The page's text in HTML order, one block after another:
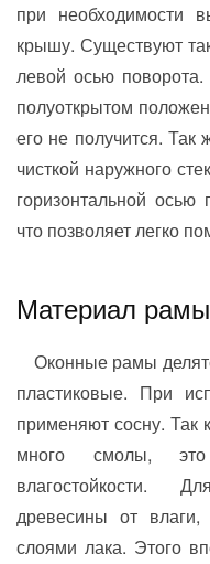
при необходимости
крышу. Существуют
левой осью
полуоткрытом
его не получится. Так
чисткой наружного
горизонтальной
что позволяет легко
Материал рамы
Оконные рамы
пластиковые. При
применяют сосну. Так
много смолы, это
влагостойкости.
древесины от
слоями лака. Этого